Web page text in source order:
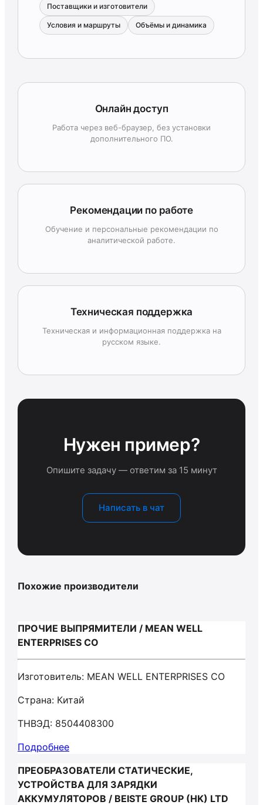
Поставщики и изготовители
Условия и маршруты Объёмы и динамика
Онлайн доступ
Работа через веб-браузер, без установки
дополнительного ПО.
Рекомендации по работе
Обучение и персональные рекомендации по
аналитической работе.
Техническая поддержка
Техническая и информационная поддержка на
русском языке.
Нужен пример?
Опишите задачу — ответим за 15 минут
Написать в чат
Похожие производители
ПРОЧИЕ ВЫПРЯМИТЕЛИ / MEAN WELL
ENTERPRISES CO
Изготовитель: MEAN WELL ENTERPRISES CO
Страна: Китай
ТНВЭД: 8504408300
Подробнее
ПРЕОБРАЗОВАТЕЛИ СТАТИЧЕСКИЕ,
УСТРОЙСТВА ДЛЯ ЗАРЯДКИ
АККУМУЛЯТОРОВ / BEISTE GROUP (HK) LTD